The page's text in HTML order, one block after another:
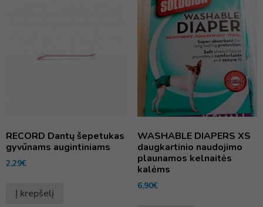
RECORD Dantų šepetukas
gyvūnams augintiniams
2,29€
Į krepšelį
WASHABLE DIAPERS XS
daugkartinio naudojimo
plaunamos kelnaitės
kalėms
6,90€